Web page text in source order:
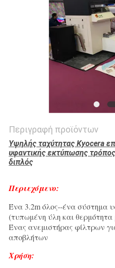
ΠΟΛΙΤΙΚΉ
ΑΠΟΡΡΉΤΟΥ
Περιγραφή προϊόντων
Υψηλής ταχύτητας Kyocera
υφαντικής εκτύπωσης
διπλός
Περιεχόμενο:
Ένα 3.2m όλος--ένα σύστημα
(τυπωμένη ύλη και θερμότητα
Ένας ανεμιστήρας φίλτρων
αποβλήτων
Χρήση: